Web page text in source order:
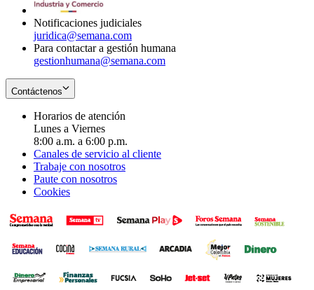
Notificaciones judiciales
juridica@semana.com
Para contactar a gestión humana
gestionhumana@semana.com
Contáctenos
Horarios de atención
Lunes a Viernes
8:00 a.m. a 6:00 p.m.
Canales de servicio al cliente
Trabaje con nosotros
Paute con nosotros
Cookies